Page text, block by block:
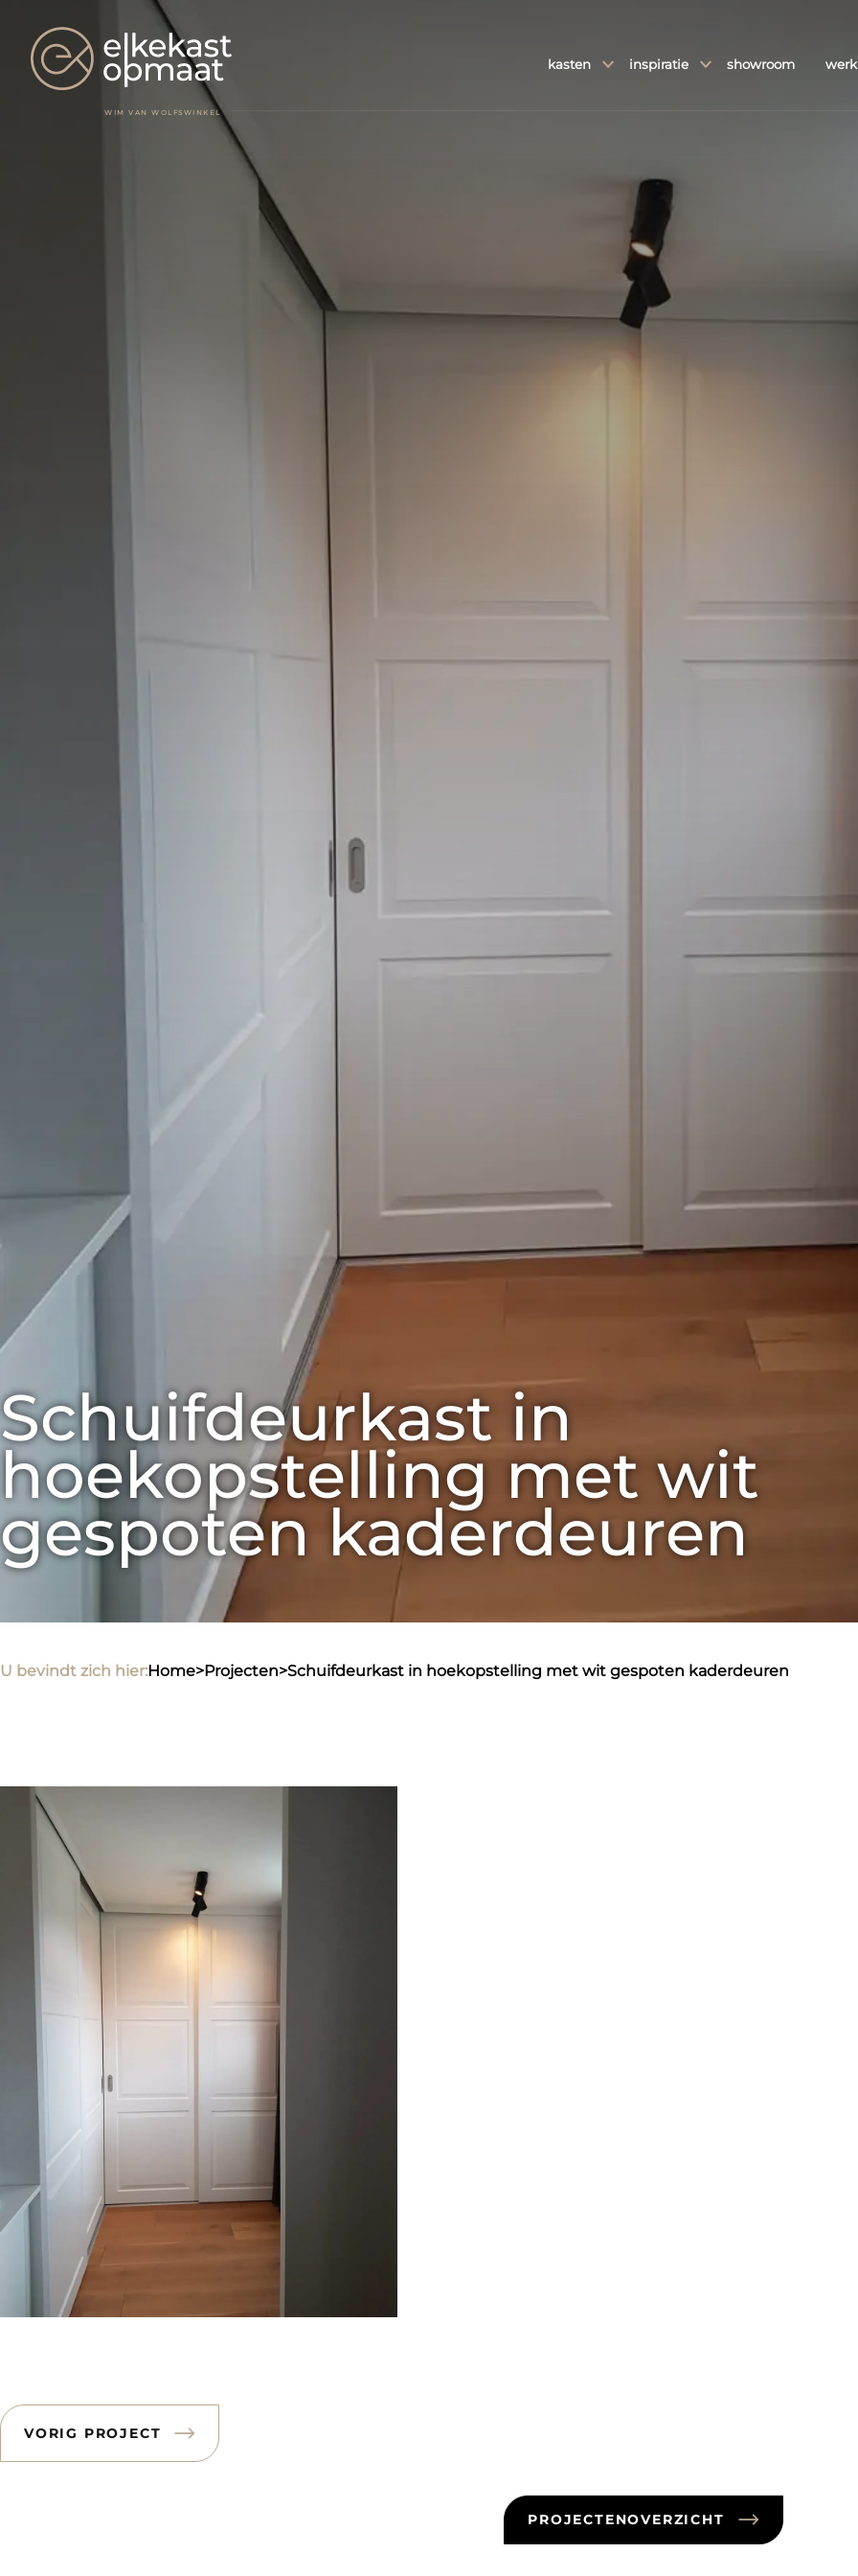
WIM VAN WOLFSWINKEL
kasten inspiratie showroom
Schuifdeurkast in
hoekopstelling met wit
gespoten kaderdeuren
U bevindt zich hier: home> projecten> schuifdeurkast in hoekopstelling met wit gespoten kaderdeuren
VORIG PROJECT
PROJECTENOVERZICHT